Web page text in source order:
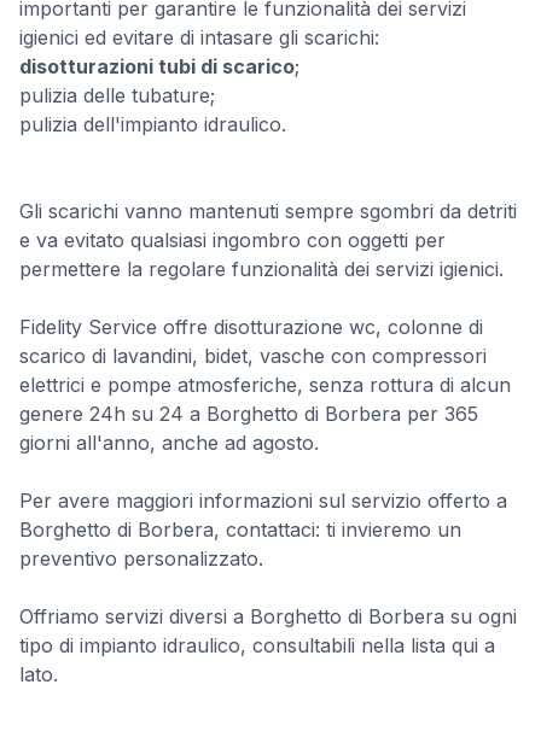
importanti per garantire le funzionalità dei servizi
igienici ed evitare di intasare gli scarichi:
disotturazioni tubi di scarico;
pulizia delle tubature;
pulizia dell'impianto idraulico.
Gli scarichi vanno mantenuti sempre sgombri da detriti
e va evitato qualsiasi ingombro con oggetti per
permettere la regolare funzionalità dei servizi igienici.
Fidelity Service offre disotturazione wc, colonne di
scarico di lavandini, bidet, vasche con compressori
elettrici e pompe atmosferiche, senza rottura di alcun
genere 24h su 24 a Borghetto di Borbera per 365
giorni all'anno, anche ad agosto.
Per avere maggiori informazioni sul servizio offerto a
Borghetto di Borbera, contattaci: ti invieremo un
preventivo personalizzato.
Offriamo servizi diversi a Borghetto di Borbera su ogni
tipo di impianto idraulico, consultabili nella lista qui a
lato.